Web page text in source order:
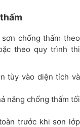
chống thấm theo
theo quy trình thi
tùy vào diện tích và
năng chống thấm tối
trước khi sơn lớp